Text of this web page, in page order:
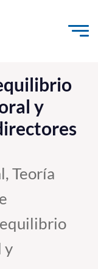
y
Teoría
y